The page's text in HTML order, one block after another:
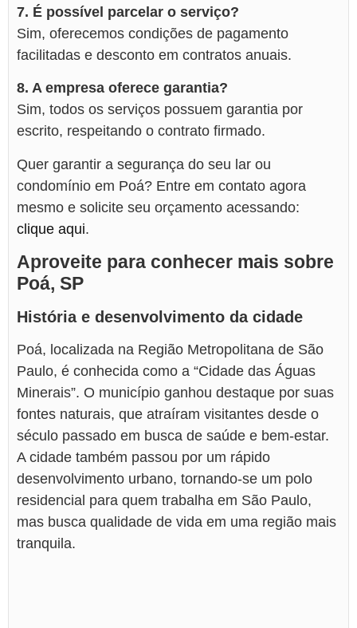
7. É possível parcelar o serviço?
Sim, oferecemos condições de pagamento
facilitadas e desconto em contratos anuais.
8. A empresa oferece garantia?
Sim, todos os serviços possuem garantia por
escrito, respeitando o contrato firmado.
Quer garantir a segurança do seu lar ou
condomínio em Poá? Entre em contato agora
mesmo e solicite seu orçamento acessando:
clique aqui.
Aproveite para conhecer mais sobre
Poá, SP
História e desenvolvimento da cidade
Poá, localizada na Região Metropolitana de São
Paulo, é conhecida como a “Cidade das Águas
Minerais”. O município ganhou destaque por suas
fontes naturais, que atraíram visitantes desde o
século passado em busca de saúde e bem-estar.
A cidade também passou por um rápido
desenvolvimento urbano, tornando-se um polo
residencial para quem trabalha em São Paulo,
mas busca qualidade de vida em uma região mais
tranquila.